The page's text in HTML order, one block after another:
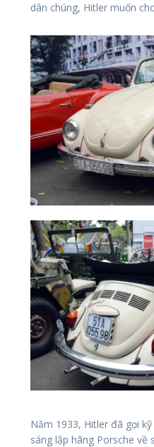
dân chúng, Hitler muốn
Năm 1933, Hitler đã gọi
sáng lập hãng Porsche về